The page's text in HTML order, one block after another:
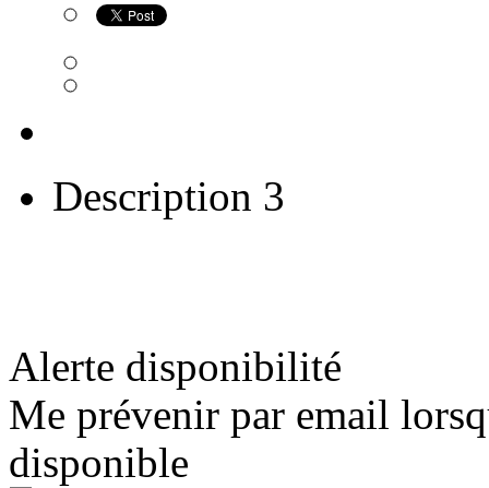
Description 3
Alerte disponibilité
Me prévenir par email
disponible